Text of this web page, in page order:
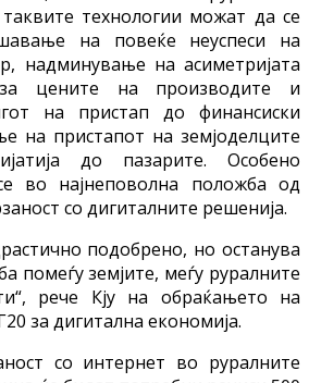
технологии можат да се
на повеќе неуспеси на
надминување на асиметријата
цените на производите и
на пристап до финансиски
на пристапот на земјоделците
до пазарите. Особено
во најнеповолна положба од
со дигиталните решенија.
подобрено, но останува
помеѓу земјите, меѓу руралните
рече Кју на обраќањето на
за дигитална економија.
со интернет во руралните